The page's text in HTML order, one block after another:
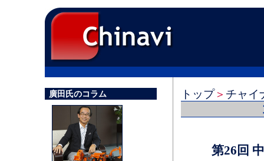
廣田氏のコラム トップ＞ チャイ
第26回